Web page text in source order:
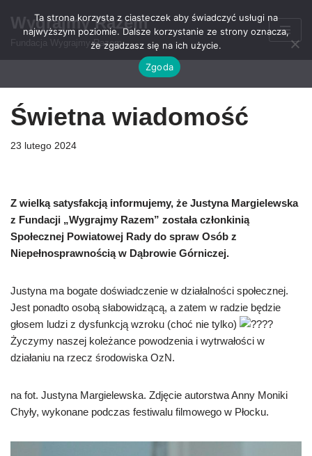
Przejdź
Wygrajmy Razem
Fundacja Wygrajmy Razem
Świetna wiadomość
23 lutego 2024
Z wielką satysfakcją informujemy, że Justyna Margielewska
z Fundacji „Wygrajmy Razem” została członkinią
Społecznej Powiatowej Rady do spraw Osób z
Niepełnosprawnością w Dąbrowie Górniczej.
Justyna ma bogate doświadczenie w działalności społecznej.
Jest ponadto osobą słabowidzącą, a zatem w radzie będzie
głosem ludzi z dysfunkcją wzroku (choć nie tylko)
Życzymy naszej koleżance powodzenia i wytrwałości w
działaniu na rzecz środowiska OzN.
na fot. Justyna Margielewska. Zdjęcie autorstwa Anny Moniki
Chyły, wykonane podczas festiwalu filmowego w Płocku.
Ta strona korzysta z ciasteczek aby świadczyć usługi na
najwyższym poziomie. Dalsze korzystanie ze strony oznacza,
że zgadzasz się na ich użycie.
Zgoda